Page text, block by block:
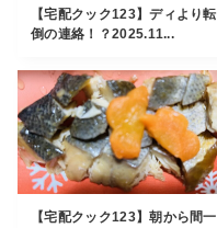
【宅配クック123】ディより転
倒の連絡！？2025.11...
【宅配クック123】朝から間一